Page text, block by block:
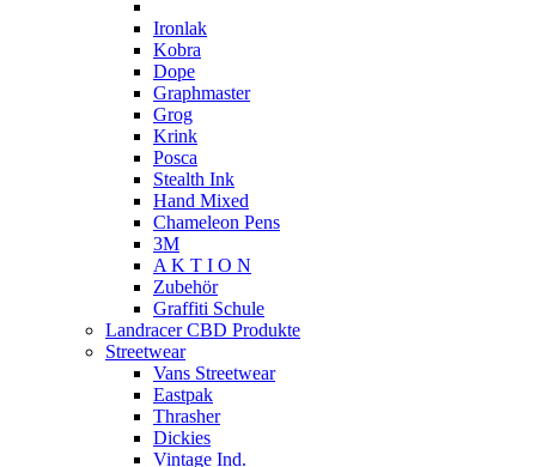
Ironlak
Kobra
Dope
Graphmaster
Grog
Krink
Posca
Stealth Ink
Hand Mixed
Chameleon Pens
3M
A K T I O N
Zubehör
Graffiti Schule
Landracer CBD Produkte
Streetwear
Vans Streetwear
Eastpak
Thrasher
Dickies
Vintage Ind.